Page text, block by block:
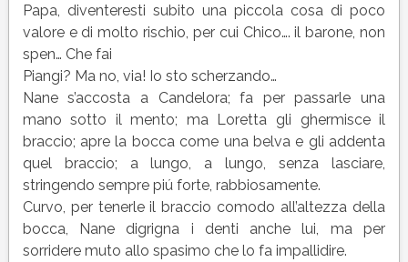
Papa, diventeresti subito una piccola cosa di poco
valore e di molto rischio, per cui Chico…. il barone, non
spen… Che fai
Piangi? Ma no, via! Io sto scherzando…
Nane s’accosta a Candelora; fa per passarle una
mano sotto il mento; ma Loretta gli ghermisce il
braccio; apre la bocca come una belva e gli addenta
quel braccio; a lungo, a lungo, senza lasciare,
stringendo sempre piú forte, rabbiosamente.
Curvo, per tenerle il braccio comodo all’altezza della
bocca, Nane digrigna i denti anche lui, ma per
sorridere muto allo spasimo che lo fa impallidire.